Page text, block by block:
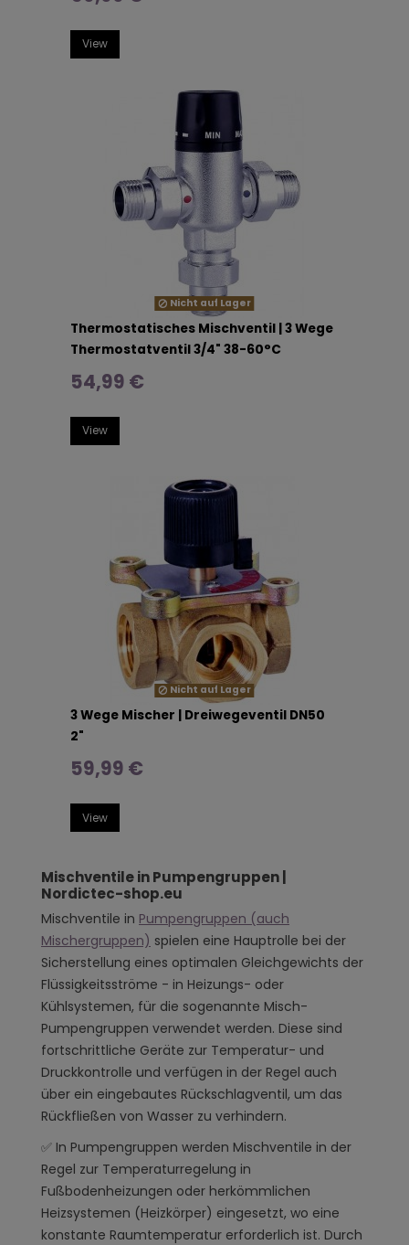
View
Nicht auf Lager
Thermostatisches Mischventil | 3 Wege
Thermostatventil 3/4" 38-60°C
54,99 €
View
Nicht auf Lager
3 Wege Mischer | Dreiwegeventil DN50
2"
59,99 €
View
Mischventile in Pumpengruppen |
Nordictec-shop.eu
Mischventile in Pumpengruppen (auch
Mischergruppen) spielen eine Hauptrolle bei der
Sicherstellung eines optimalen Gleichgewichts der
Flüssigkeitsströme - in Heizungs- oder
Kühlsystemen, für die sogenannte Misch-
Pumpengruppen verwendet werden. Diese sind
fortschrittliche Geräte zur Temperatur- und
Druckkontrolle und verfügen in der Regel auch
über ein eingebautes Rückschlagventil, um das
Rückfließen von Wasser zu verhindern.
✅ In Pumpengruppen werden Mischventile in der
Regel zur Temperaturregelung in
Fußbodenheizungen oder herkömmlichen
Heizsystemen (Heizkörper) eingesetzt, wo eine
konstante Raumtemperatur erforderlich ist. Durch